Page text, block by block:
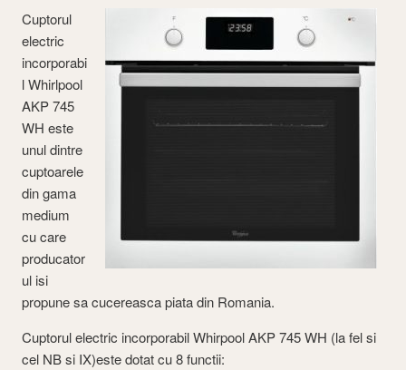
Cuptorul
electric
incorporabi
l Whirlpool
AKP 745
WH este
unul dintre
cuptoarele
din gama
medium
cu care
producator
ul isi
propune sa cucereasca piata din Romania.
Cuptorul electric incorporabil Whirpool AKP 745 WH (la fel si
cel NB si IX)este dotat cu 8 functii: